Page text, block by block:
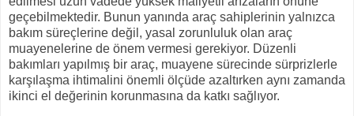
geçebilmektedir. Bunun yanında araç sahiplerinin yalnızca
bakım süreçlerine değil, yasal zorunluluk olan araç
muayenelerine de önem vermesi gerekiyor. Düzenli
bakımları yapılmış bir araç, muayene sürecinde sürprizlerle
karşılaşma ihtimalini önemli ölçüde azaltırken aynı zamanda
ikinci el değerinin korunmasına da katkı sağlıyor.